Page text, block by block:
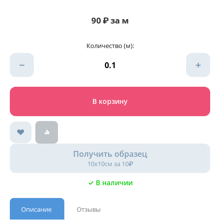
90₽за м
Количество (м):
− +
В корзину
Получить образец
10х10см за 10₽
✓ В наличии
Описание
Отзывы